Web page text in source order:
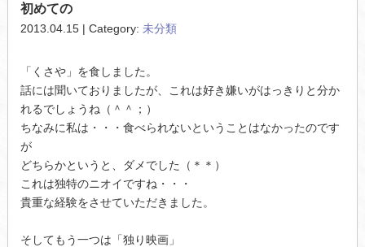
初めての
2013.04.15 | Category: 未分類
「くさや」を食しました。
話には聞いておりましたが、これは好き嫌いがはっきりと分か
れるでしょうね（＾＾；）
ちなみに私は・・・食べられないということはなかったのです
が
どちらかというと、ダメでした（＊＊）
これは独特のニオイですね・・・
貴重な経験をさせていただきました。
そしてもう一つは「独り映画」